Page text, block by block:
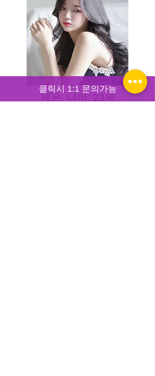
세은, 나이: 23세
클릭시 1:1 문의가능